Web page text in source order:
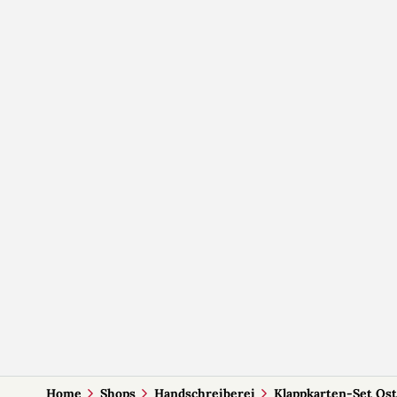
Home Shops Handschreiberei Klappkarten-Set